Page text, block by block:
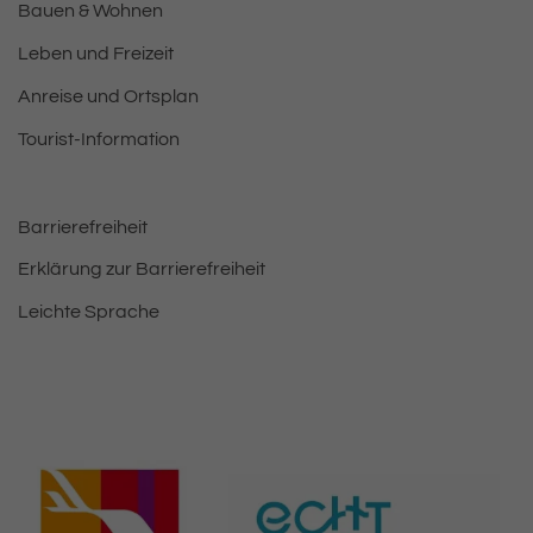
Bauen & Wohnen
Leben und Freizeit
Anreise und Ortsplan
Tourist-Information
Barrierefreiheit
Erklärung zur Barrierefreiheit
Leichte Sprache